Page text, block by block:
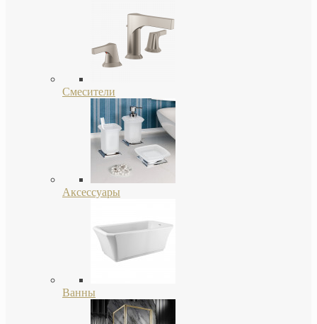
Смесители
Аксессуары
Ванны